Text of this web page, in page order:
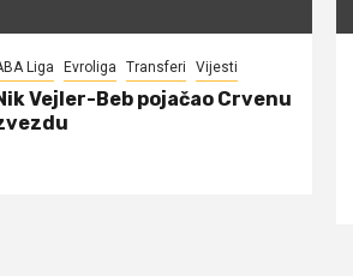
Liga Evroliga Transferi Vijesti
Vejler-Beb pojačao Crvenu